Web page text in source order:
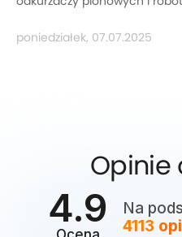
poniedziałek, 07.07.2025
Opinie
4.9
Na
4113